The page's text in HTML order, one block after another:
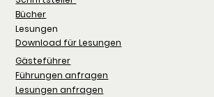
Bücher
Lesungen
Download für Lesungen
Gästeführer
Führungen anfragen
Lesungen anfragen